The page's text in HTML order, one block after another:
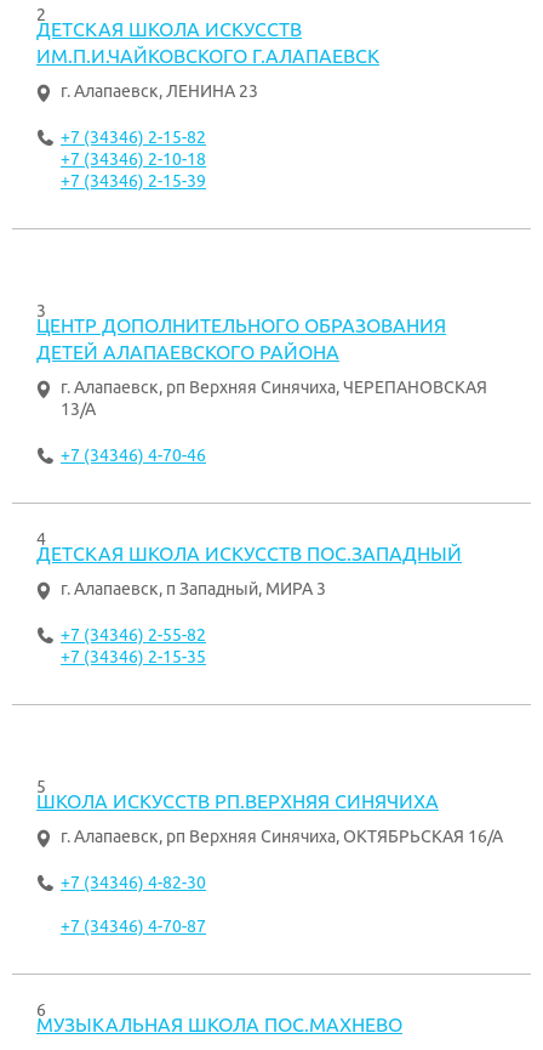
2
ДЕТСКАЯ ШКОЛА ИСКУССТВ
ИМ.П.И.ЧАЙКОВСКОГО Г.АЛАПАЕВСК
г. Алапаевск,ЛЕНИНА 23
+7 (34346) 2-15-82
+7 (34346) 2-10-18
+7 (34346) 2-15-39
3
ЦЕНТР ДОПОЛНИТЕЛЬНОГО ОБРАЗОВАНИЯ
ДЕТЕЙ АЛАПАЕВСКОГО РАЙОНА
г. Алапаевск, рп Верхняя Синячиха, ЧЕРЕПАНОВСКАЯ
13/А
+7 (34346) 4-70-46
4
ДЕТСКАЯ ШКОЛА ИСКУССТВ ПОС.ЗАПАДНЫЙ
г. Алапаевск, п Западный, МИРА 3
+7 (34346) 2-55-82
+7 (34346) 2-15-35
5
ШКОЛА ИСКУССТВ РП.ВЕРХНЯЯ СИНЯЧИХА
г. Алапаевск, рп Верхняя Синячиха, ОКТЯБРЬСКАЯ 16/А
+7 (34346) 4-82-30
+7 (34346) 4-70-87
6
МУЗЫКАЛЬНАЯ ШКОЛА ПОС.МАХНЕВО